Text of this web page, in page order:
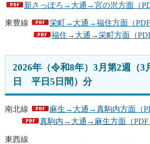
新さっぽろ→大通→宮の沢方面（
東豊線
栄町→大通→福住方面（PDF
福住→大通→栄町方面（PDF
2026年（令和8年）3月第2週（3
日 平日5日間）分
南北線
麻生→大通→真駒内方面（
真駒内→大通→麻生方面（PDF
東西線